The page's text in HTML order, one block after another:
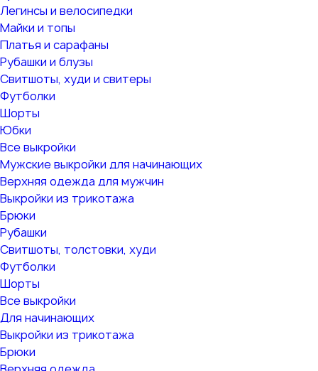
Легинсы и велосипедки
Майки и топы
Платья и сарафаны
Рубашки и блузы
Свитшоты, худи и свитеры
Футболки
Шорты
Юбки
Все выкройки
Мужские выкройки для начинающих
Верхняя одежда для мужчин
Выкройки из трикотажа
Брюки
Рубашки
Свитшоты, толстовки, худи
Футболки
Шорты
Все выкройки
Для начинающих
Выкройки из трикотажа
Брюки